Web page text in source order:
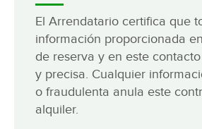
El Arrendatario certifica que
información proporcionada
de reserva y en este
y precisa. Cualquier
o fraudulenta anula este
alquiler.